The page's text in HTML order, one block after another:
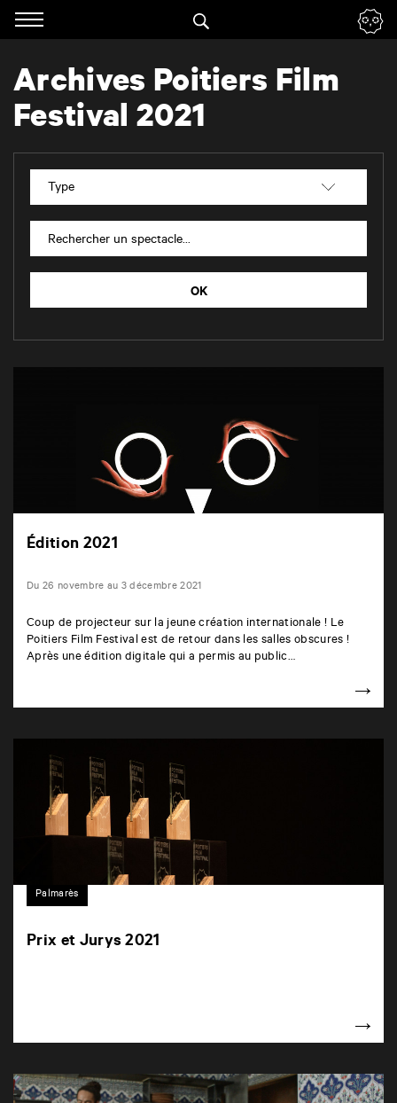
Accéder
la
navigation
Renseigner vos mots clés
Archives Poitiers Film
Festival 2021
Type
Rechercher un spectacle
OK
Édition 2021
Du 26 novembre au 3 décembre 2021
Coup de projecteur sur la jeune création internationale ! Le
Poitiers Film Festival est de retour dans les salles obscures !
Après une édition digitale qui a permis au public…
Palmarès
Prix et Jurys 2021